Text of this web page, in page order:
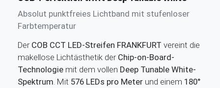
Absolut punktfreies Lichtband mit stufenloser
Farbtemperatur
Der COB CCT LED-Streifen FRANKFURT vereint die
makellose Lichtästhetik der Chip-on-Board-
Technologie mit dem vollen Deep Tunable White-
Spektrum . Mit 576 LEDs pro Meter und einem 180°